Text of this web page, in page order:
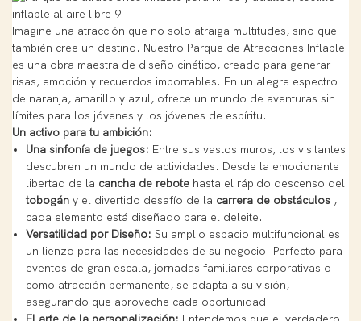
Imagine una atracción que no solo atraiga multitudes, sino que
también cree un destino. Nuestro Parque de Atracciones Inflable
es una obra maestra de diseño cinético, creado para generar
risas, emoción y recuerdos imborrables. En un alegre espectro
de naranja, amarillo y azul, ofrece un mundo de aventuras sin
límites para los jóvenes y los jóvenes de espíritu.
Un activo para tu ambición:
Una sinfonía de juegos: Entre sus vastos muros, los visitantes
descubren un mundo de actividades. Desde la emocionante
libertad de la cancha de rebotehasta el rápido descenso del
tobogány el divertido desafío de la carrera de obstáculos,
cada elemento está diseñado para el deleite.
Versatilidad por Diseño: Su amplio espacio multifuncional es
un lienzo para las necesidades de su negocio. Perfecto para
eventos de gran escala, jornadas familiares corporativas o
como atracción permanente, se adapta a su visión,
asegurando que aproveche cada oportunidad.